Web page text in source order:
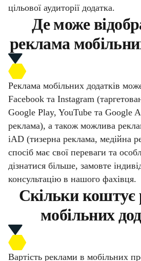
цільової аудиторії додатка.
Де може
реклама
Реклама мобільних додатків
Facebook та Instagram
Google Play, YouTube та Google
реклама), а також можлива
iAD (тизерна реклама, медійна
спосіб має свої переваги та
дізнатися більше, замовте
консультацію в нашого фахівця.
Скільки коштує
мобільних
Вартість реклами в мобільних